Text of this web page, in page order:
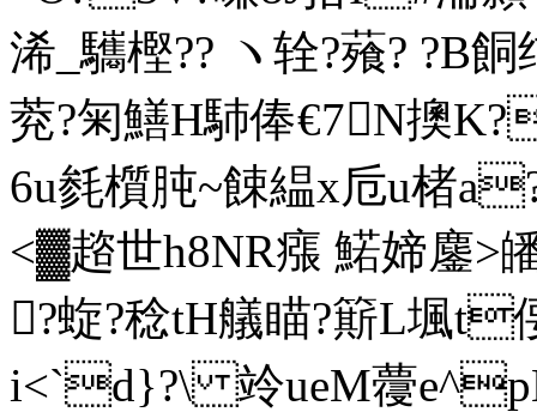
浠_驨樫?? ヽ辁?薞? ?B
萒?匊鱔H馷俸€7N擙
6u毵櫍肫~餗緼x卮u楮
<▓趦世h8NR瘬 鰙媂鏖>
?蜁?稔tH艤瞄?簛L堸t
i<`d}?\ 竛ueM蘉